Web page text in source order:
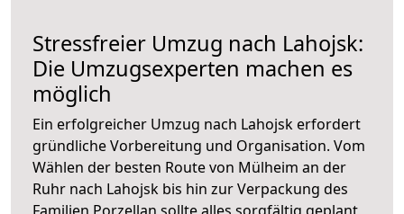
Stressfreier Umzug nach Lahojsk:
Die Umzugsexperten machen es
möglich
Ein erfolgreicher Umzug nach Lahojsk erfordert
gründliche Vorbereitung und Organisation. Vom
Wählen der besten Route von Mülheim an der
Ruhr nach Lahojsk bis hin zur Verpackung des